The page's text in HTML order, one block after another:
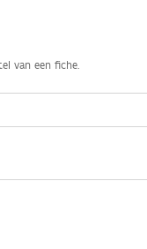
van een fiche.